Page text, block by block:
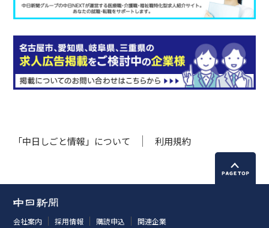
「中日しごと情報」について 利用規約
会社案内 採用情報 購読申込 関連企業